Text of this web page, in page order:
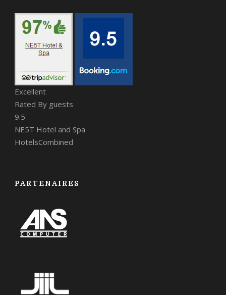
Excellent
Rated By guests
9.5
NE5T Hotel and Spa
HotelsCombined
PARTENAIRES